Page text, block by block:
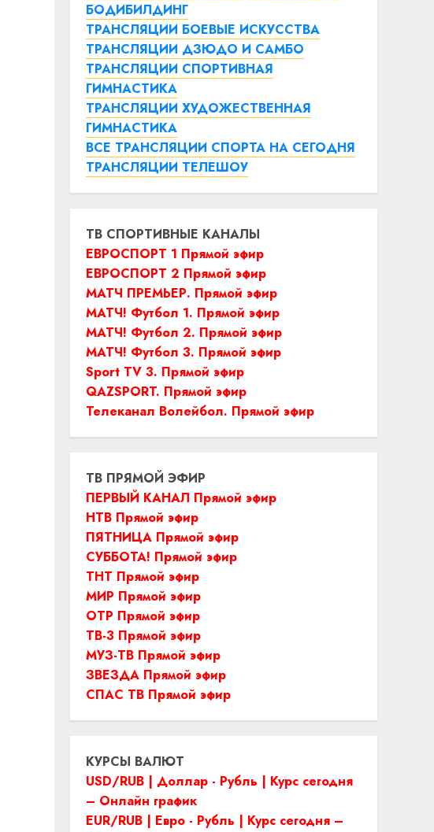
БОДИБИЛДИНГ
ТРАНСЛЯЦИИ БОЕВЫЕ ИСКУССТВА
ТРАНСЛЯЦИИ ДЗЮДО И САМБО
ТРАНСЛЯЦИИ СПОРТИВНАЯ
ГИМНАСТИКА
ТРАНСЛЯЦИИ ХУДОЖЕСТВЕННАЯ
ГИМНАСТИКА
ВСЕ ТРАНСЛЯЦИИ СПОРТА НА СЕГОДНЯ
ТРАНСЛЯЦИИ ТЕЛЕШОУ
ТВ СПОРТИВНЫЕ КАНАЛЫ
ЕВРОСПОРТ 1 Прямой эфир
ЕВРОСПОРТ 2 Прямой эфир
МАТЧ ПРЕМЬЕР. Прямой эфир
МАТЧ! Футбол 1. Прямой эфир
МАТЧ! Футбол 2. Прямой эфир
МАТЧ! Футбол 3. Прямой эфир
Sport TV 3. Прямой эфир
QAZSPORT. Прямой эфир
Телеканал Волейбол. Прямой эфир
ТВ ПРЯМОЙ ЭФИР
ПЕРВЫЙ КАНАЛ Прямой эфир
НТВ Прямой эфир
ПЯТНИЦА Прямой эфир
СУББОТА! Прямой эфир
ТНТ Прямой эфир
МИР Прямой эфир
ОТР Прямой эфир
ТВ-3 Прямой эфир
МУЗ-ТВ Прямой эфир
ЗВЕЗДА Прямой эфир
СПАС ТВ Прямой эфир
КУРСЫ ВАЛЮТ
USD/RUB | Доллар - Рубль | Курс сегодня
– Онлайн график
EUR/RUB | Евро - Рубль | Курс сегодня –